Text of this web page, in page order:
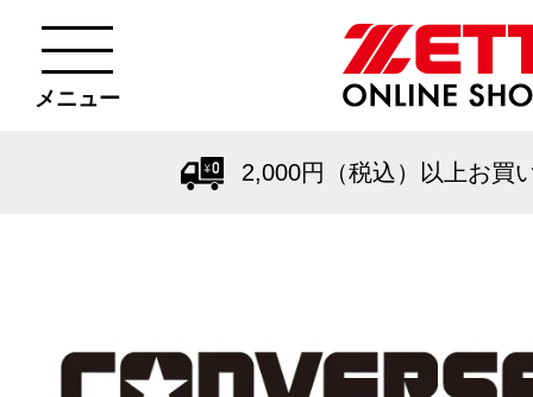
メニュー
2,000円（税込）以上お買